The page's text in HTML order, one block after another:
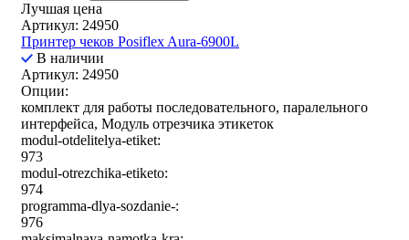
Лучшая цена
Артикул: 24950
Принтер чеков Posiflex Aura-6900L
В наличии
Артикул: 24950
Опции:
комплект для работы последовательного, паралельного
интерфейса, Модуль отрезчика этикеток
modul-otdelitelya-etiket:
973
modul-otrezchika-etiketo:
974
programma-dlya-sozdanie-:
976